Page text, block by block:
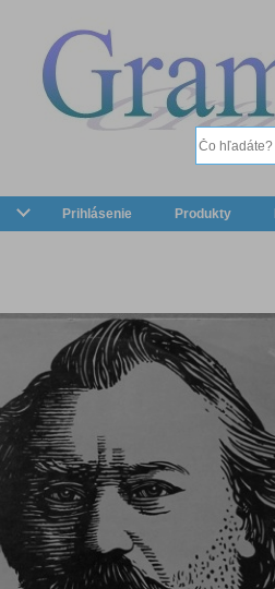
Prihlásenie Produkty